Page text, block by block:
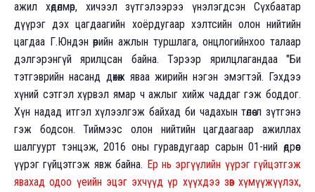
ажил хөдөлмөр, хичээл зүтгэлээрээ үнэлэгдсэн Сүхбаатар
дүүрэг дэх цагдаагийн хоёрдугаар хэлтсийн олон нийтийн
цагдаа Г.Юндэн өөрийн ажлын туршлага, онцлогийнхоо талаар
дэлгэрэнгүй ярилцсан байна. Тэрээр ярилцлагандаа "Би
тэтгэврийн насанд дөхөж яваа жирийн нэгэн эмэгтэй. Гэхдээ
хүний сэтгэл хүрвэл ямар ч ажлыг хийж чаддаг гэж боддог.
Хүн надад итгэл хүлээлгэж байхад би чадахын төлөө л зүтгэнэ
гэж бодсон. Тиймээс олон нийтийн цагдаагаар ажиллах
шалгуурт тэнцэж, 2016 оны гуравдугаар сарын 01-ний өдрөөс
үүрэг гүйцэтгэж явж байна. Ер нь эргүүлийн үүрэг гүйцэтгэж
явахад одоо үеийн эцэг эхчүүд үр хүүхдээ зөв хүмүүжүүлэх,